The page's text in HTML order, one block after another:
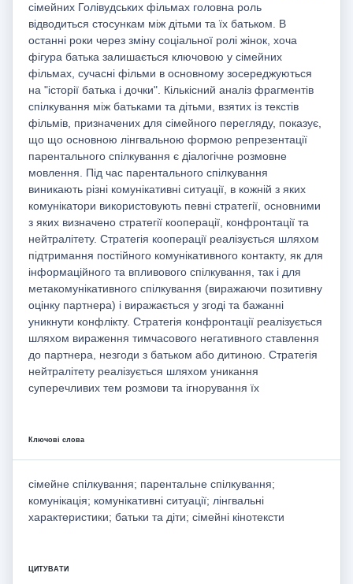
сімейних Голівудських фільмах головна роль
відводиться стосункам між дітьми та їх батьком. В
останні роки через зміну соціальної ролі жінок, хоча
фігура батька залишається ключовою у сімейних
фільмах, сучасні фільми в основному зосереджуються
на "історії батька і дочки". Кількісний аналіз фрагментів
спілкування між батьками та дітьми, взятих із текстів
фільмів, призначених для сімейного перегляду, показує,
що що основною лінгвальною формою репрезентації
парентального спілкування є діалогічне розмовне
мовлення. Під час парентального спілкування
виникають різні комунікативні ситуації, в кожній з яких
комунікатори використовують певні стратегії, основними
з яких визначено стратегії кооперації, конфронтації та
нейтралітету. Стратегія кооперації реалізується шляхом
підтримання постійного комунікативного контакту, як для
інформаційного та впливового спілкування, так і для
метакомунікативного спілкування (виражаючи позитивну
оцінку партнера) і виражається у згоді та бажанні
уникнути конфлікту. Стратегія конфронтації реалізується
шляхом вираження тимчасового негативного ставлення
до партнера, незгоди з батьком або дитиною. Стратегія
нейтралітету реалізується шляхом уникання
суперечливих тем розмови та ігнорування їх
Ключові слова
сімейне спілкування; парентальне спілкування;
комунікація; комунікативні ситуації; лінгвальні
характеристики; батьки та діти; сімейні кінотексти
ЦИТУВАТИ